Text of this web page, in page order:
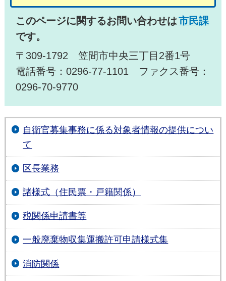
このページに関するお問い合わせは市民課
です。
〒309-1792 笠間市中央三丁目2番1号
電話番号：0296-77-1101 ファクス番号：
0296-70-9770
自衛官募集事務に係る対象者情報の提供につい
て
区長業務
諸様式（住民票・戸籍関係）
税関係申請書等
一般廃棄物収集運搬許可申請様式集
消防関係